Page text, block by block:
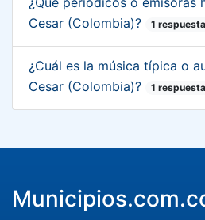
Cesar (Colombia)?
1 respuesta
¿Cuál es la música típica o
Cesar (Colombia)?
1 respuesta